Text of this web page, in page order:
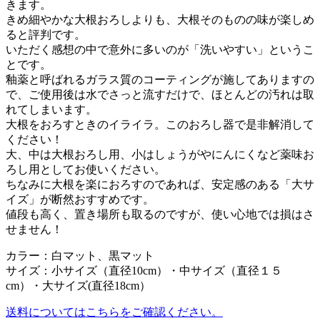
きます。
きめ細やかな大根おろしよりも、大根そのものの味が楽しめ
ると評判です。
いただく感想の中で意外に多いのが「洗いやすい」というこ
とです。
釉薬と呼ばれるガラス質のコーティングが施してありますの
で、ご使用後は水でさっと流すだけで、ほとんどの汚れは取
れてしまいます。
大根をおろすときのイライラ。このおろし器で是非解消して
ください！
大、中は大根おろし用、小はしょうがやにんにくなど薬味お
ろし用としてお使いください。
ちなみに大根を楽におろすのであれば、安定感のある「大サ
イズ」が断然おすすめです。
値段も高く、置き場所も取るのですが、使い心地では損はさ
せません！
カラー：白マット、黒マット
サイズ：小サイズ（直径10cm）・中サイズ（直径１５
cm）・大サイズ(直径18cm）
送料についてはこちらをご確認ください。